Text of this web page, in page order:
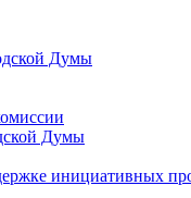
Думы
Думы
инициативных